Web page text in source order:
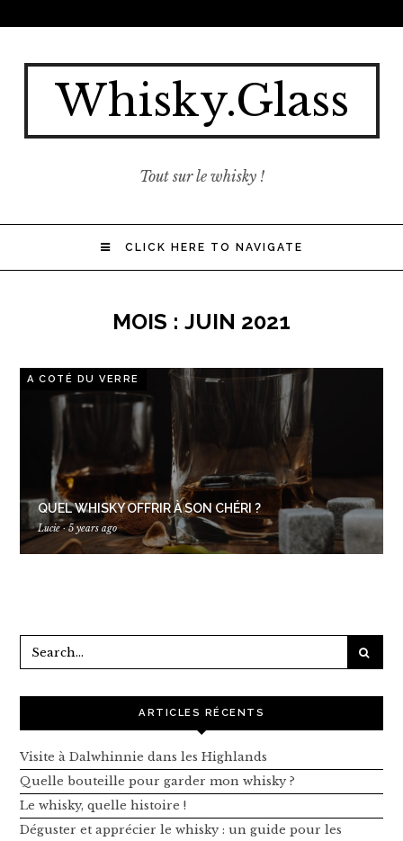
Whisky.Glass
Tout sur le whisky !
CLICK HERE TO NAVIGATE
MOIS : JUIN 2021
A COTÉ DU VERRE
QUEL WHISKY OFFRIR À SON CHÉRI ?
Lucie · 5 years ago
ARTICLES RÉCENTS
Visite à Dalwhinnie dans les Highlands
Quelle bouteille pour garder mon whisky ?
Le whisky, quelle histoire !
Déguster et apprécier le whisky : un guide pour les